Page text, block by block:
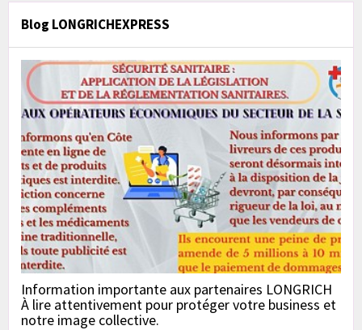
Blog LONGRICHEXPRESS
Information importante aux partenaires LONGRICH
À lire attentivement pour protéger votre business et
notre image collective.